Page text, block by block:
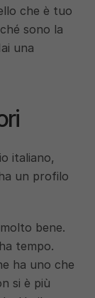
che è tuo
sono la
una
italiano,
un profilo
bene.
tempo.
ha uno che
si è più